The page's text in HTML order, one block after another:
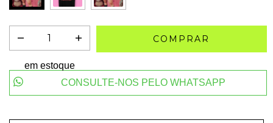
em estoque
CONSULTE-NOS PELO WHATSAPP
ALTERAR CEP